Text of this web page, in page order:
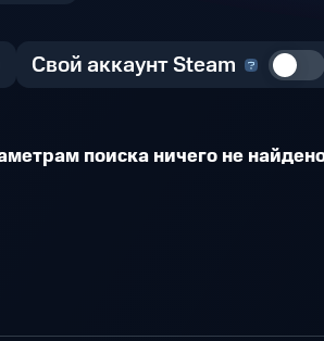
Свой аккаунт Steam
поиска ничего не